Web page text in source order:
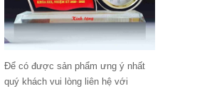
Để có được sản phẩm ưng ý nhất
quý khách vui lòng liên hệ với